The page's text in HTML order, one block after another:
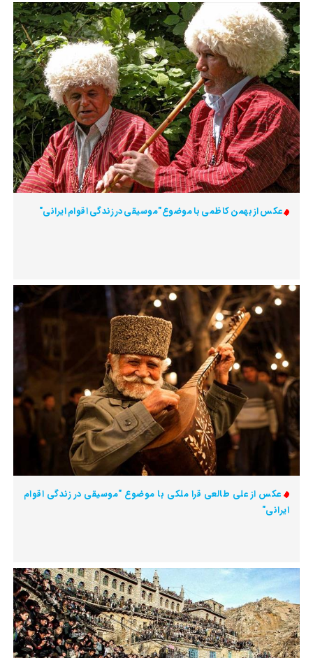
عکس از بهمن کاظمی با موضوع"موسیقی در زندگی اقوام ایرانی"
عکس از علی طالعی قرا ملکی با موضوع "موسیقی در زندگی اقوام
ایرانی"